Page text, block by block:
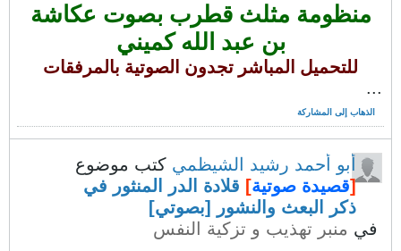
منظومة مثلث قطرب بصوت عكاشة
بن عبد الله كميني
للتحميل المباشر تجدون الصوتية بالمرفقات
...
الذهاب إلى المشاركة
أبو أحمد رشيد الشيظمي كتب موضوع
[قصيدة صوتية] قلادة الدر المنثور في
ذكر البعث والنشور [بصوتي]
في منبر تهذيب و تزكية النفس